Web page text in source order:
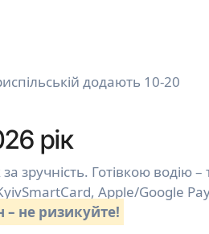
додають 10-20
рік
зручність. Готівкою водію –
Apple/Google
– не ризикуйте!